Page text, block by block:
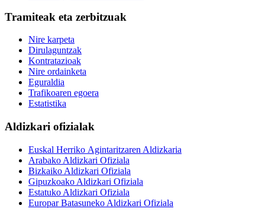
Tramiteak eta zerbitzuak
Nire karpeta
Dirulaguntzak
Kontratazioak
Nire ordainketa
Eguraldia
Trafikoaren egoera
Estatistika
Aldizkari ofizialak
Euskal Herriko Agintaritzaren Aldizkaria
Arabako Aldizkari Ofiziala
Bizkaiko Aldizkari Ofiziala
Gipuzkoako Aldizkari Ofiziala
Estatuko Aldizkari Ofiziala
Europar Batasuneko Aldizkari Ofiziala